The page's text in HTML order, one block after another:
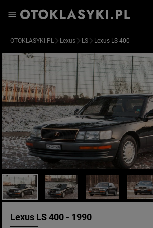
OTOKLASYKI.PL Lexus LS Lexus LS 400
Lexus LS 400 - 1990